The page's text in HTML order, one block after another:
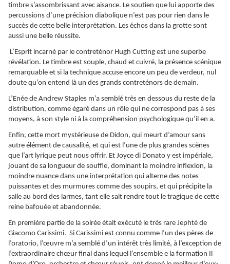
timbre s’assombrissant avec aisance. Le soutien que lui apporte des
percussions d’une précision diabolique n’est pas pour rien dans le
succès de cette belle interprétation. Les échos dans la grotte sont
aussi une belle réussite.
L’Esprit incarné par le contreténor Hugh Cutting est une superbe
révélation. Le timbre est souple, chaud et cuivré, la présence scénique
remarquable et si la technique accuse encore un peu de verdeur, nul
doute qu’on entend là un des grands contreténors de demain.
L’Enée de Andrew Staples m’a semblé très en dessous du reste de la
distribution, comme égaré dans un rôle qui ne correspond pas à ses
moyens, à son style ni à la compréhension psychologique qu’il en a.
Enfin, cette mort mystérieuse de Didon, qui meurt d’amour sans
autre élément de causalité, et qui est l’une de plus grandes scènes
que l’art lyrique peut nous offrir. Et Joyce di Donato y est impériale,
jouant de sa longueur de souffle, dominant la moindre inflexion, la
moindre nuance dans une interprétation qui alterne des notes
puissantes et des murmures comme des soupirs, et qui précipite la
salle au bord des larmes, tant elle sait rendre tout le tragique de cette
reine bafouée et abandonnée.
En première partie de la soirée était exécuté le très rare Jephté de
Giacomo Carissimi. Si Carissimi est connu comme l’un des pères de
l’oratorio, l’œuvre m’a semblé d’un intérêt très limité, à l’exception de
l’extraordinaire chœur final dans lequel l’ensemble e la formation Il